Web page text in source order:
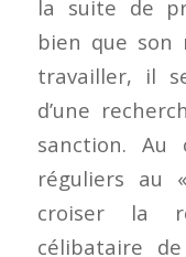
la suite de
bien que
travailler, il
d’une
sanction. Au
réguliers au
croiser la
célibataire